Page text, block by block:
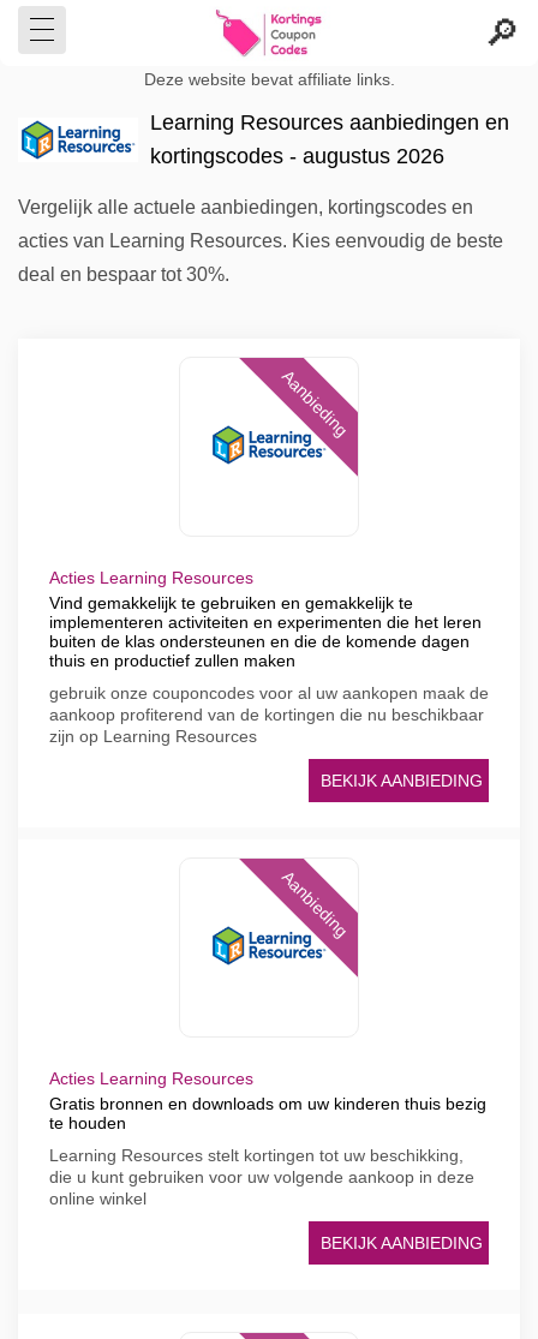
Deze website bevat affiliate links.
Learning Resources aanbiedingen en
kortingscodes - augustus 2026
Vergelijk alle actuele aanbiedingen, kortingscodes en
acties van Learning Resources. Kies eenvoudig de beste
deal en bespaar tot 30%.
Aanbieding
Acties Learning Resources
Vind gemakkelijk te gebruiken en gemakkelijk te
implementeren activiteiten en experimenten die het leren
buiten de klas ondersteunen en die de komende dagen
thuis en productief zullen maken
gebruik onze couponcodes voor al uw aankopen maak de
aankoop profiterend van de kortingen die nu beschikbaar
zijn op Learning Resources
BEKIJK AANBIEDING
Aanbieding
Acties Learning Resources
Gratis bronnen en downloads om uw kinderen thuis bezig
te houden
Learning Resources stelt kortingen tot uw beschikking,
die u kunt gebruiken voor uw volgende aankoop in deze
online winkel
BEKIJK AANBIEDING